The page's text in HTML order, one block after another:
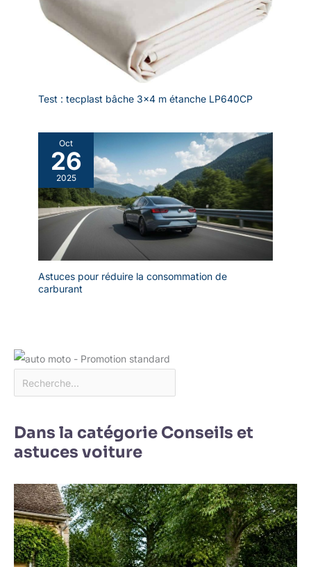
Test : tecplast bâche 3×4 m étanche LP640CP
Oct
26
2025
Astuces pour réduire la consommation de
carburant
Dans la catégorie Conseils et
astuces voiture